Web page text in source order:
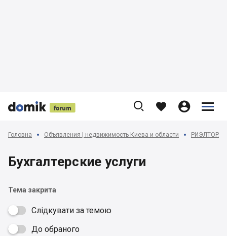


 
    


Головна Объявления | недвижимость Киева и области РИЭЛТОРАМ
Бухгалтерские услуги
Тема закрита
Слідкувати за темою
 До обраного